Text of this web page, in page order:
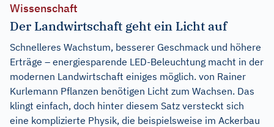
Wissenschaft
Der Landwirtschaft geht ein Licht auf
Schnelleres Wachstum, besserer Geschmack und höhere
Erträge – energiesparende LED-Beleuchtung macht in der
modernen Landwirtschaft einiges möglich. von Rainer
Kurlemann Pflanzen benötigen Licht zum Wachsen. Das
klingt einfach, doch hinter diesem Satz versteckt sich
eine komplizierte Physik, die beispielsweise im Ackerbau